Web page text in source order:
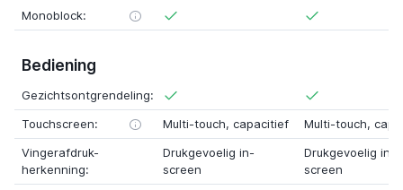
Monoblock:
Bediening
Gezichtsontgrendeling:
Touchscreen:
Multi-touch, capacitief
Multi-touch,
Vingerafdruk-
herkenning:
Drukgevoelig in-
screen
Drukgevoelig in-
screen